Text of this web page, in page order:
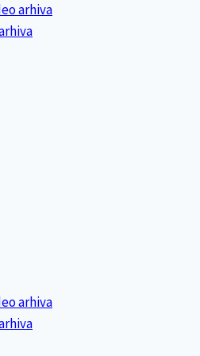
arhiva
arhiva